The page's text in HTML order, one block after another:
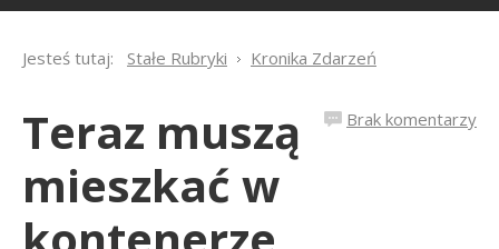
Jesteś tutaj: Stałe Rubryki Kronika Zdarzeń
Brak komentarzy
Teraz muszą
mieszkać w